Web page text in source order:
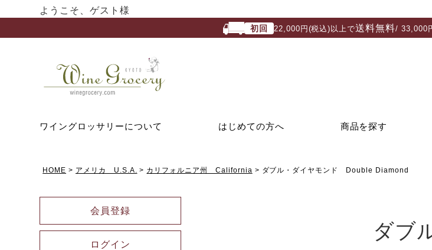
ようこそ、ゲスト様
初回 22,000円(税込)以上で送料無料/ 33,000
ワイングロッサリーについて はじめての方へ 商品を探す
HOME アメリカ U.S.A. カリフォルニア州 California ダブル・ダイヤモンド Double Diamond
会員登録
ログイン
ダブ